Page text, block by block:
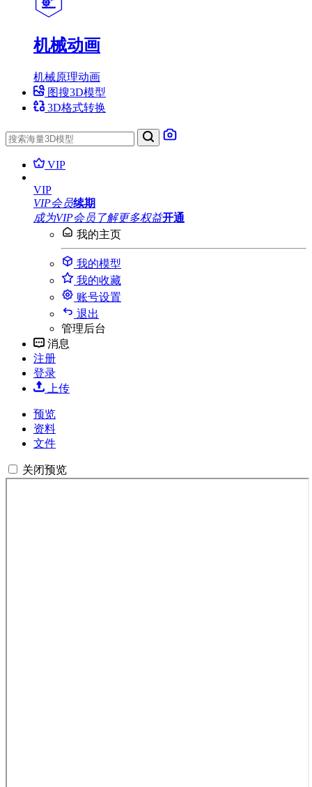
机械动画
机械原理动画
图搜3D模型
3D格式转换
VIP
VIP
VIP会员续期
成为VIP会员 了解更多权益开通
我的主页
我的模型
我的收藏
账号设置
退出
管理后台
消息
注册
登录
上传
预览
资料
文件
关闭预览